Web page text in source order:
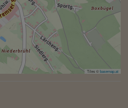
Tiles ©basemap.at